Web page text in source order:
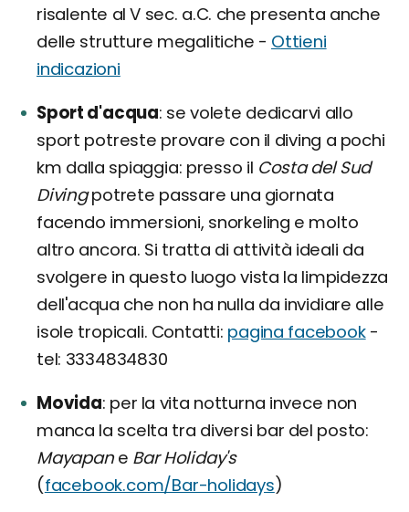
risalente al V sec. a.C. che presenta anche
delle strutture megalitiche - Ottieni
indicazioni
Sport d'acqua se volete dedicarvi allo
sport potreste provare con il diving a pochi
km dalla spiaggia: presso il Costa del Sud
Divingpotrete passare una giornata
facendo immersioni, snorkeling e molto
altro ancora. Si tratta di attività ideali da
svolgere in questo luogo vista la limpidezza
dell'acqua che non ha nulla da invidiare alle
isole tropicali. Contatti: pagina facebook-
tel: 3334834830
Movida per la vita notturna invece non
manca la scelta tra diversi bar del posto:
Mayapane Bar Holiday's
(facebook.com/Bar-holidays)